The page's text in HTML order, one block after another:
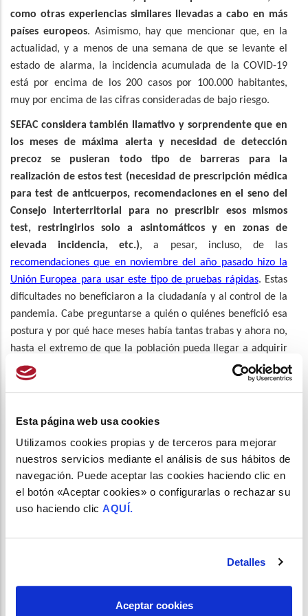
Esta página web usa cookies
Utilizamos cookies propias y de terceros para mejorar
nuestros servicios mediante el análisis de sus hábitos de
navegación. Puede aceptar las cookies haciendo clic en
el botón «Aceptar cookies» o configurarlas o rechazar su
uso haciendo clic AQUÍ.
Detalles
Aceptar cookies
como otras experiencias similares llevadas a cabo en más
países europeos. Asimismo, hay que mencionar que, en la
actualidad, y a menos de una semana de que se levante el
estado de alarma, la incidencia acumulada de la COVID-19
está por encima de los 200 casos por 100.000 habitantes,
muy por encima de las cifras consideradas de bajo riesgo.
SEFAC considera también llamativo y sorprendente que en
los meses de máxima alerta y necesidad de detección
precoz se pusieran todo tipo de barreras para la
realización de estos test (necesidad de prescripción médica
para test de anticuerpos, recomendaciones en el seno del
Consejo Interterritorial para no prescribir esos mismos
test, restringirlos solo a asintomáticos y en zonas de
elevada incidencia, etc.), a pesar, incluso, de las
recomendaciones que en noviembre del año pasado hizo la
Unión Europea para usar este tipo de pruebas rápidas. Estas
dificultades no beneficiaron a la ciudadanía y al control de la
pandemia. Cabe preguntarse a quién o quiénes benefició esa
postura y por qué hace meses había tantas trabas y ahora no,
hasta el extremo de que la población pueda llegar a adquirir
esos test sin receta y hacerse la prueba en su domicilio. Para
SEFAC, hasta la fecha, en la realización de este tipo de
corporativos y políticos sobre los propios de la salud pública.
SEFAC también considera, al ser la COVID-19 una
enfermedad de declaración obligatoria y tener unas
implicaciones muy relevantes sobre la salud pública y otros
aspectos sociales (económicos, laborales, etc.), que es
imprescindible que los resultados de las pruebas de
la trazabilidad, el seguimiento, el control y la